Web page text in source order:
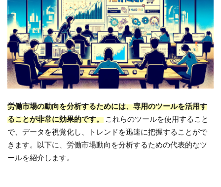
労働市場の動向を分析するためには、専用のツールを活用す
ることが非常に効果的です。 これらのツールを使用すること
で、データを視覚化し、トレンドを迅速に把握することがで
きます。以下に、労働市場動向を分析するための代表的なツ
ールを紹介します。